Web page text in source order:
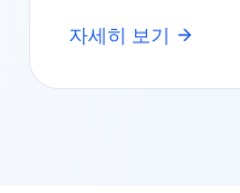
자세히 보기